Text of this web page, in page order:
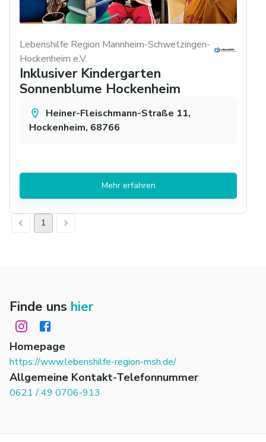
Lebenshilfe Region Mannheim-Schwetzingen-
Hockenheim e.V.
Inklusiver Kindergarten
Sonnenblume Hockenheim
Heiner-Fleischmann-Straße 11,
Hockenheim, 68766
Mehr erfahren
1
Finde uns hier
Homepage
https://www.lebenshilfe-region-msh.de/
Allgemeine Kontakt-Telefonnummer
0621 / 49 0706-913